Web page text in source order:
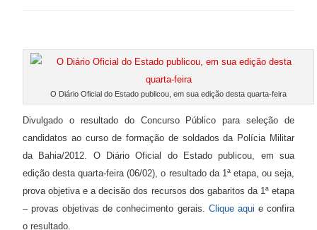
O Diário Oficial do Estado publicou, em sua edição desta quarta-feira
Divulgado o resultado do Concurso Público para seleção de
candidatos ao curso de formação de soldados da Polícia Militar
da Bahia/2012. O Diário Oficial do Estado publicou, em sua
edição desta quarta-feira (06/02), o resultado da 1ª etapa, ou seja,
prova objetiva e a decisão dos recursos dos gabaritos da 1ª etapa
– provas objetivas de conhecimento gerais. Clique aqui e confira
o resultado.